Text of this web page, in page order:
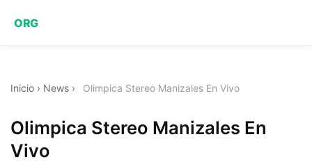
ORG
Inicio › News › Olimpica Stereo Manizales En Vivo
Olimpica Stereo Manizales En
Vivo